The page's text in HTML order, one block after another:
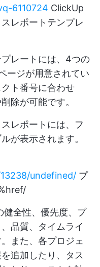
6110724 ClickUp
レポートテンプレ
レートには、4つの
ージが用意されてい
ト番号に合わせ
除が可能です。
レポートには、フ
が表示されます。
undefined/ プ
健全性、優先度、プ
品質、タイムライ
また、各プロジェ
追加したり、タス